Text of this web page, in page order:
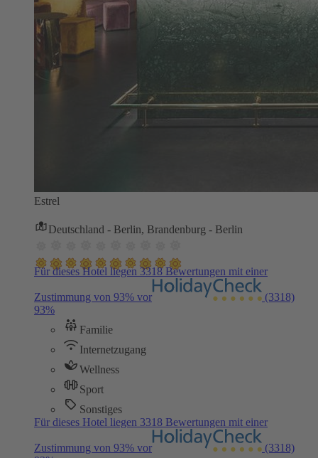
Estrel
Deutschland - Berlin, Brandenburg - Berlin
Für dieses Hotel liegen 3318 Bewertungen mit einer
Zustimmung von 93% vor
(3318)
93%
Familie
Internetzugang
Wellness
Sport
Sonstiges
Für dieses Hotel liegen 3318 Bewertungen mit einer
Zustimmung von 93% vor
(3318)